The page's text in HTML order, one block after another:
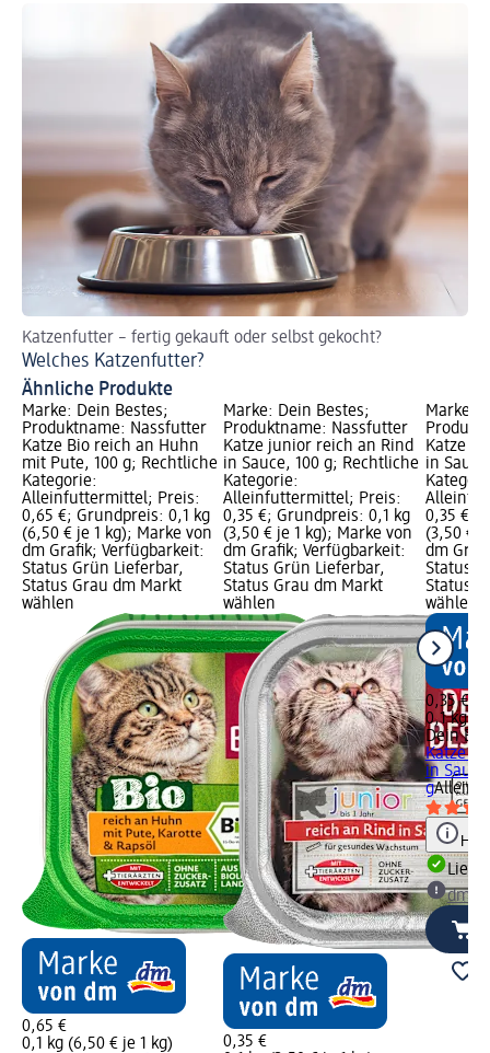
Katzenfutter – fertig gekauft oder selbst gekocht?
Welches Katzenfutter?
Ähnliche Produkte
Marke: Dein Bestes;
Produktname: Nassfutter
Katze Bio reich an Huhn
mit Pute, 100 g; Rechtliche
Kategorie:
Alleinfuttermittel; Preis:
0,65 €; Grundpreis: 0,1 kg
(6,50 € je 1 kg); Marke von
dm Grafik; Verfügbarkeit:
Status Grün Lieferbar,
Status Grau dm Markt
wählen
0,65 €
0,1 kg (6,50 € je 1 kg)
Marke: Dein Bestes;
Produktname: Nassfutter
Katze junior reich an Rind
in Sauce, 100 g; Rechtliche
Kategorie:
Alleinfuttermittel; Preis:
0,35 €; Grundpreis: 0,1 kg
(3,50 € je 1 kg); Marke von
dm Grafik; Verfügbarkeit:
Status Grün Lieferbar,
Status Grau dm Markt
wählen
0,35 €
Marke:
Katze
in
0,35 €;
(3,50 €
dm
Status
Status
wählen
0,35 €
0,1 kg
Dein
Katze
in
g
dm